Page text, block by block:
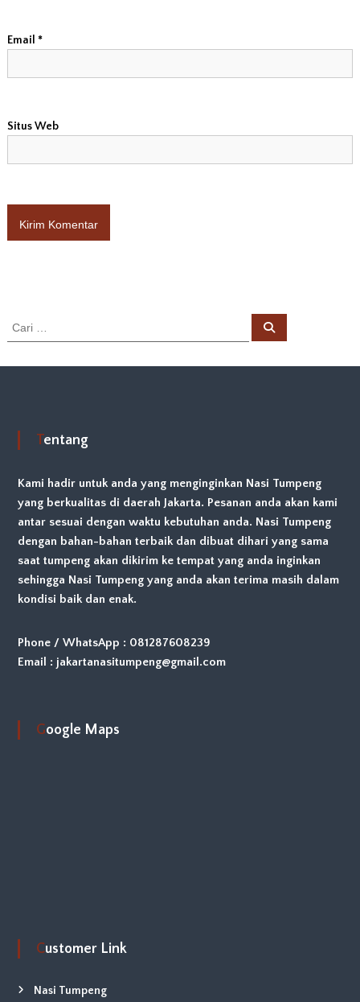
Email *
Situs Web
C
Tentang
Kami hadir untuk anda yang menginginkan Nasi Tumpeng
yang berkualitas di daerah Jakarta. Pesanan anda akan kami
antar sesuai dengan waktu kebutuhan anda. Nasi Tumpeng
dengan bahan-bahan terbaik dan dibuat dihari yang sama
saat tumpeng akan dikirim ke tempat yang anda inginkan
sehingga Nasi Tumpeng yang anda akan terima masih dalam
kondisi baik dan enak.
Phone / WhatsApp : 081287608239
Email : jakartanasitumpeng@gmail.com
Google Maps
Customer Link
Nasi Tumpeng